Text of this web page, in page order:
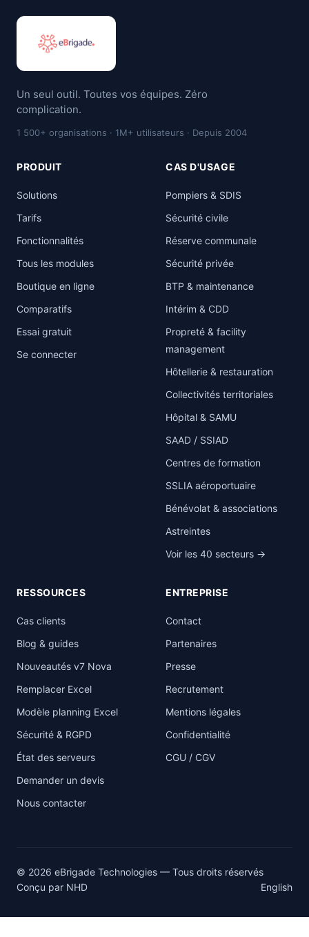
Un seul outil. Toutes vos équipes. Zéro
complication.
1 500+ organisations · 1M+ utilisateurs · Depuis 2004
PRODUIT
Solutions
Tarifs
Fonctionnalités
Tous les modules
Boutique en ligne
Comparatifs
Essai gratuit
Se connecter
CAS D'USAGE
Pompiers & SDIS
Sécurité civile
Réserve communale
Sécurité privée
BTP & maintenance
Intérim & CDD
Propreté & facility
management
Hôtellerie & restauration
Collectivités territoriales
Hôpital & SAMU
SAAD / SSIAD
Centres de formation
SSLIA aéroportuaire
Bénévolat & associations
Astreintes
Voir les 40 secteurs →
RESSOURCES
Cas clients
Blog & guides
Nouveautés v7 Nova
Remplacer Excel
Modèle planning Excel
Sécurité & RGPD
État des serveurs
Demander un devis
Nous contacter
ENTREPRISE
Contact
Partenaires
Presse
Recrutement
Mentions légales
Confidentialité
CGU / CGV
© 2026 eBrigade Technologies — Tous droits réservés
Conçu par NHD English